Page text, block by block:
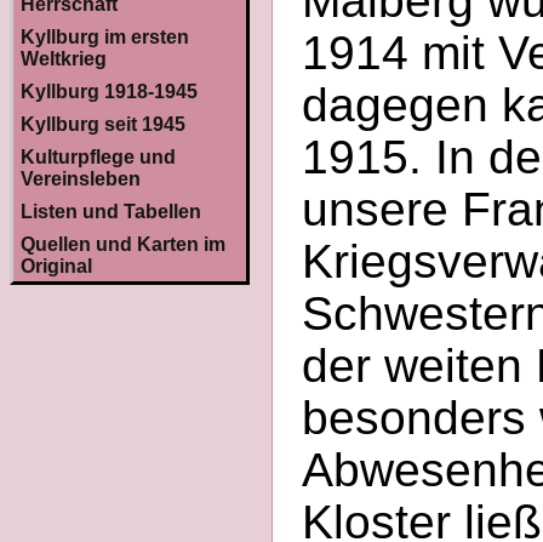
Kyllburg im ersten
Weltkrieg
Kyllburg 1918-1945
Kyllburg seit 1945
Kulturpflege und
Vereinsleben
Listen und Tabellen
Quellen und Karten im
Original
1914 mit
dagegen
1915. In
unsere
der weiten
besonders
Kloster